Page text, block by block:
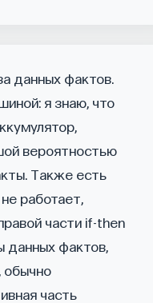
данных фактов.
я знаю, что
вероятностью
Также есть
работает,
части if-then
данных фактов,
обычно
часть